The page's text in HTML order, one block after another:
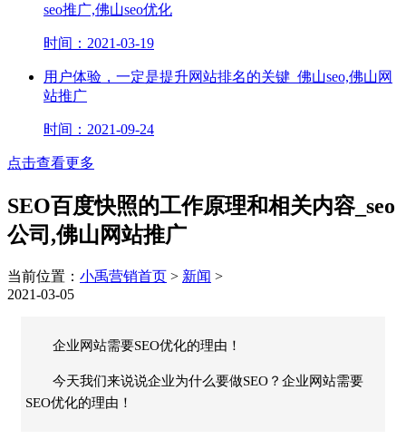
seo推广,佛山seo优化
时间：2021-03-19
用户体验，一定是提升网站排名的关键_佛山seo,佛山网
站推广
时间：2021-09-24
点击查看更多
SEO百度快照的工作原理和相关内容_seo
公司,佛山网站推广
当前位置： 小禹营销首页 > 新闻 >
2021-03-05
企业网站需要SEO优化的理由！
今天我们来说说企业为什么要做SEO？企业网站需要
SEO优化的理由！